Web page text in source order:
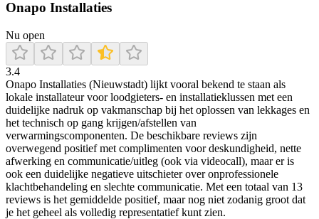
Onapo Installaties
Nu open
3.4
Onapo Installaties (Nieuwstadt) lijkt vooral bekend te staan als
lokale installateur voor loodgieters- en installatieklussen met een
duidelijke nadruk op vakmanschap bij het oplossen van lekkages en
het technisch op gang krijgen/afstellen van
verwarmingscomponenten. De beschikbare reviews zijn
overwegend positief met complimenten voor deskundigheid, nette
afwerking en communicatie/uitleg (ook via videocall), maar er is
ook een duidelijke negatieve uitschieter over onprofessionele
klachtbehandeling en slechte communicatie. Met een totaal van 13
reviews is het gemiddelde positief, maar nog niet zodanig groot dat
je het geheel als volledig representatief kunt zien.